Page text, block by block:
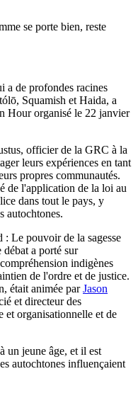
se porte bien, reste
a de profondes racines
Squamish et Haida, a
Hour organisé le 22 janvier
officier de la GRC à la
leurs expériences en tant
propres communautés.
de l'application de la loi au
dans tout le pays, y
autochtones.
Le pouvoir de la sagesse
a porté sur
indigènes
de l'ordre et de justice.
était animée parJason
et directeur des
et organisationnelle et de
un jeune âge, et il est
autochtones influençaient